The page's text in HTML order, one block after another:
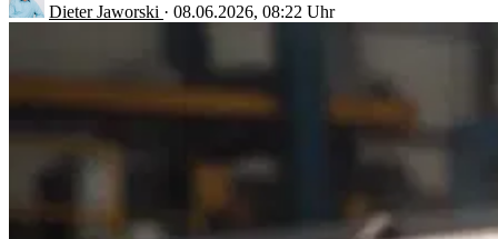
Dieter Jaworski · 08.06.2026, 08:22 Uhr